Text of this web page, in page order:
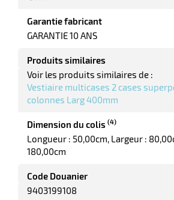
Garantie fabricant
GARANTIE 10 ANS
Produits similaires
Voir les produits similaires de :
Vestiaire multicases 2 cases
colonnes Larg 400mm
Dimension du colis (4)
Longueur : 50,00cm Largeur :
180,00cm
Code Douanier
9403199108